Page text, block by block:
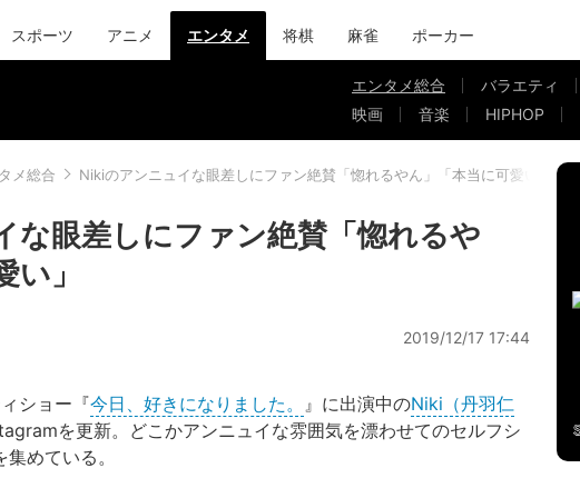
スポーツ アニメ エンタメ 将棋 麻雀 ポーカー
エンタメ総合 バラエティ
映画
音楽 HIPHOP
メ総合 Nikiのアンニュイな眼差しにファン絶賛「惚れるやん」「本当に可愛い」
な眼差しにファン絶賛「惚れるや
」
2019/12/17 17:44
ショー『今日、好きになりました。 』に出演中のNiki（丹羽仁
を更新。どこかアンニュイな雰囲気を漂わせてのセルフシ
めている。